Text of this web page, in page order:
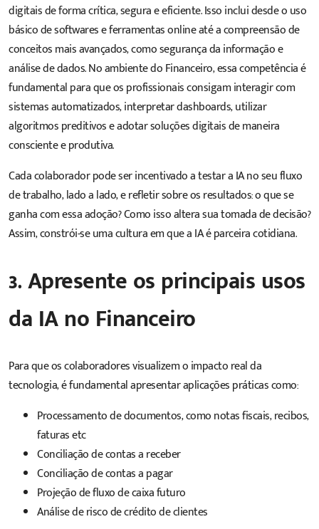
digitais de forma crítica, segura e eficiente. Isso inclui desde o uso
básico de softwares e ferramentas online até a compreensão de
conceitos mais avançados, como segurança da informação e
análise de dados. No ambiente do Financeiro, essa competência é
fundamental para que os profissionais consigam interagir com
sistemas automatizados, interpretar dashboards, utilizar
algoritmos preditivos e adotar soluções digitais de maneira
consciente e produtiva.
Cada colaborador pode ser incentivado a testar a IA no seu fluxo
de trabalho, lado a lado, e refletir sobre os resultados: o que se
ganha com essa adoção? Como isso altera sua tomada de decisão?
Assim, constrói-se uma cultura em que a IA é parceira cotidiana.
3. Apresente os principais usos
da IA no Financeiro
Para que os colaboradores visualizem o impacto real da
tecnologia, é fundamental apresentar aplicações práticas como:
Processamento de documentos, como notas fiscais, recibos,
faturas etc
Conciliação de contas a receber
Conciliação de contas a pagar
Projeção de fluxo de caixa futuro
Análise de risco de crédito de clientes